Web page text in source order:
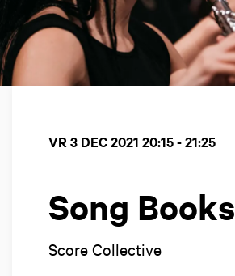
Song Books
Score Collective
VR 3 DEC 2021 20:15 - 21:25